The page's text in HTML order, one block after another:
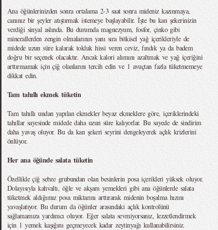
Ana öğünlerinizden sonra ortalama 2-3 saat sonra mideniz kazınmaya,
canınız bir şeyler atıştırmak istemeye başlayabilir. İşte bu kan şekerinizin
verdiği sinyal aslında. Bu durumda magnezyum, fosfor, çinko gibi
minerallerden zengin olmalarının yanı sıra bitkisel yağ içerikleriyle de
midede uzun süre kalarak tokluk hissi veren ceviz, fındık ya da badem
doğru bir seçenek olacaktır. Ancak kalori alımını azaltmak ve yağ içeriğini
arttırmamak için çiğ olanlarını tercih edin ve 1 avuçtan fazla tüketmemeye
dikkat edin.
Tam tahıllı ekmek tüketin
Tam tahıllı undan yapılan ekmekler beyaz ekmeklere göre, içeriklerindeki
tahıllar sayesinde midede daha uzun süre kalıyorlar. Bu sayede de sindirim
daha yavaş oluyor. Bu da kan şekeri seyrini dengeleyerek açlık krizlerini
önlüyor.
Her ana öğünde salata tüketin
Özellikle çiğ sebze grubundan olan besinlerin posa içerikleri yüksek oluyor.
Dolayısıyla kahvaltı, öğle ve akşam yemekleri gibi ana öğünlerde salata
tüketmek aldığımız posa miktarını arttırarak midenin boşalma hızını
yavaşlatıyor. Bu durum da öğünler arasındaki açlık kontrolünü
sağlamamıza yardımcı oluyor. Eğer salata sevmiyorsanız, lezzetlendirmek
için 1 yemek kaşığını geçmeyecek kadar zeytinyağı kullanabilirsiniz.